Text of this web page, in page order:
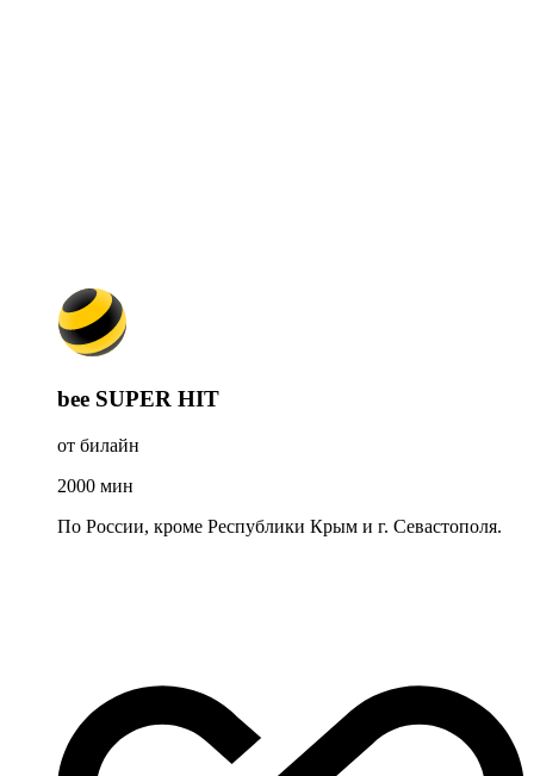
bee SUPER HIT
от билайн
2000 мин
По России, кроме Республики Крым и г. Севастополя.